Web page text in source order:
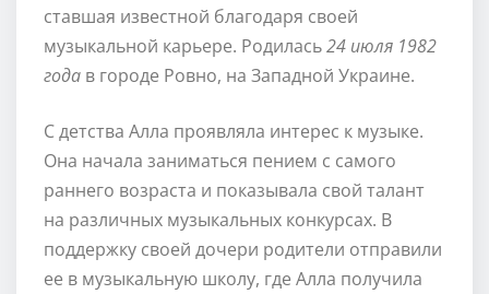
ставшая известной благодаря своей
музыкальной карьере. Родилась24 июля 1982
года в городе Ровно, на Западной Украине.
С детства Алла проявляла интерес к музыке.
Она начала заниматься пением с самого
раннего возраста и показывала свой талант
на различных музыкальных конкурсах. В
поддержку своей дочери родители отправили
ее в музыкальную школу, где Алла получила